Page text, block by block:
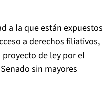
a la que están expuestos
a derechos filiativos,
de ley por el
sin mayores